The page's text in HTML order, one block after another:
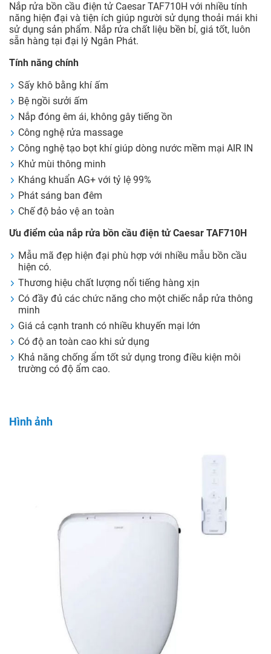
Nắp rửa bồn cầu điện tử Caesar TAF710H với nhiều tính
năng hiện đại và tiện ích giúp người sử dụng thoải mái khi
sử dụng sản phẩm. Nắp rửa chất liệu bền bỉ, giá tốt, luôn
sẵn hàng tại đại lý Ngân Phát.
Tính năng chính
Sấy khô bằng khí ấm
Bệ ngồi sưởi ấm
Nắp đóng êm ái, không gây tiếng ồn
Công nghệ rửa massage
Công nghệ tạo bọt khí giúp dòng nước mềm mại AIR IN
Khử mùi thông minh
Kháng khuẩn AG+ với tỷ lệ 99%
Phát sáng ban đêm
Chế độ bảo vệ an toàn
Ưu điểm của nắp rửa bồn cầu điện tử Caesar TAF710H
Mẫu mã đẹp hiện đại phù hợp với nhiều mẫu bồn cầu
hiện có.
Thương hiệu chất lượng nổi tiếng hàng xịn
Có đầy đủ các chức năng cho một chiếc nắp rửa thông
minh
Giá cả cạnh tranh có nhiều khuyến mại lớn
Có độ an toàn cao khi sử dụng
Khả năng chống ẩm tốt sử dụng trong điều kiện môi
trường có độ ẩm cao.
Hình ảnh